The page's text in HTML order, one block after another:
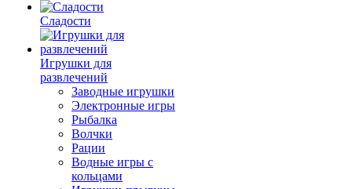
Сладости
Игрушки для
развлечений
Заводные игрушки
Электронные игры
Рыбалка
Волчки
Рации
Водные игры с
кольцами